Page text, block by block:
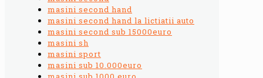
masini second hand
masini second hand la lictiatii auto
masini second sub 15000euro
masini sh
masini sport
masini sub 10.000euro